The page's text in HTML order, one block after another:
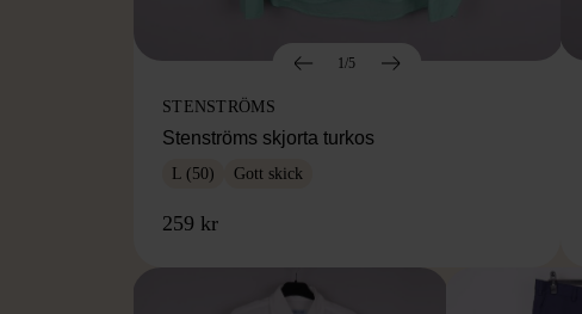
1/5
STENSTRÖMS
Stenströms skjorta turkos
L (50) Gott skick
259 kr